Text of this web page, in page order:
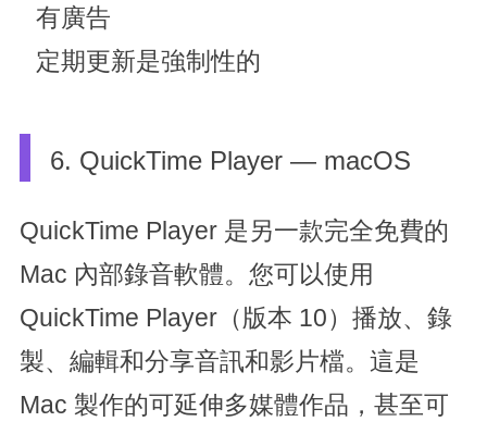
有廣告
定期更新是強制性的
6. QuickTime Player — macOS
QuickTime Player 是另一款完全免費的
Mac 內部錄音軟體。您可以使用
QuickTime Player（版本 10）播放、錄
製、編輯和分享音訊和影片檔。這是
Mac 製作的可延伸多媒體作品，甚至可